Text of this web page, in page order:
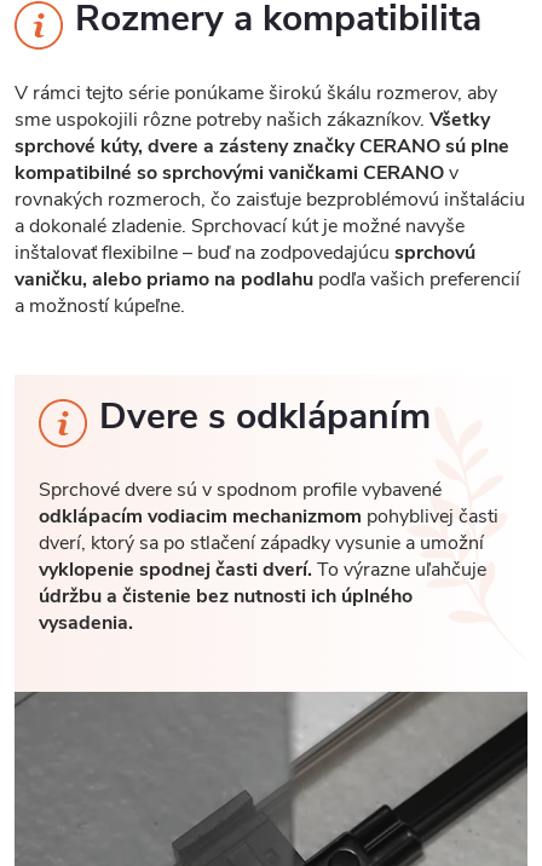
Rozmery a kompatibilita
V rámci tejto série ponúkame širokú škálu rozmerov, aby
sme uspokojili rôzne potreby našich zákazníkov. Všetky
sprchové kúty, dvere a zásteny značky CERANO sú plne
kompatibilné so sprchovými vaničkami CERANOv
rovnakých rozmeroch, čo zaisťuje bezproblémovú inštaláciu
a dokonalé zladenie. Sprchovací kút je možné navyše
inštalovať flexibilne – buď na zodpovedajúcu sprchovú
vaničku, alebo priamo na podlahu podľa vašich preferencií
a možností kúpeľne.
Dvere s odklápaním
Sprchové dvere sú v spodnom profile vybavené
odklápacím vodiacim mechanizmom pohyblivej časti
dverí, ktorý sa po stlačení západky vysunie a umožní
vyklopenie spodnej časti dverí.To výrazne uľahčuje
údržbu a čistenie bez nutnosti ich úplného
vysadenia.